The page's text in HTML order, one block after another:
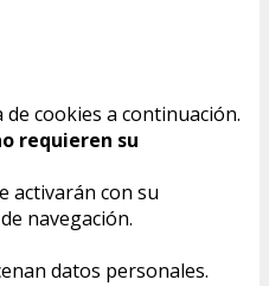
cookies a continuación.
requieren su
activarán con su
navegación.
datos personales.